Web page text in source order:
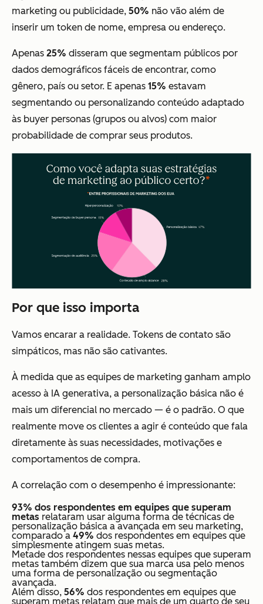
marketing ou publicidade, 50% não vão além de
inserir um token de nome, empresa ou endereço.
Apenas 25% disseram que segmentam públicos por
dados demográficos fáceis de encontrar, como
gênero, país ou setor. E apenas 15% estavam
segmentando ou personalizando conteúdo adaptado
às buyer personas (grupos ou alvos) com maior
probabilidade de comprar seus produtos.
Por que isso importa
Vamos encarar a realidade. Tokens de contato são
simpáticos, mas não são cativantes.
À medida que as equipes de marketing ganham amplo
acesso à IA generativa, a personalização básica não é
mais um diferencial no mercado — é o padrão. O que
realmente move os clientes a agir é conteúdo que fala
diretamente às suas necessidades, motivações e
comportamentos de compra.
A correlação com o desempenho é impressionante:
93% dos respondentes em equipes que superam
metas relataram usar alguma forma de técnicas de
personalização básica a avançada em seu marketing,
comparado a 49% dos respondentes em equipes que
simplesmente atingem suas metas.
Metade dos respondentes nessas equipes que superam
metas também dizem que sua marca usa pelo menos
uma forma de personalização ou segmentação
avançada.
Além disso, 56% dos respondentes em equipes que
superam metas relatam que mais de um quarto de seu